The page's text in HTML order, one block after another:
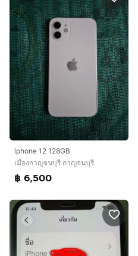
iphone 12 128GB
เมืองกาญจนบุรี กาญจนบุรี
฿ 6,500